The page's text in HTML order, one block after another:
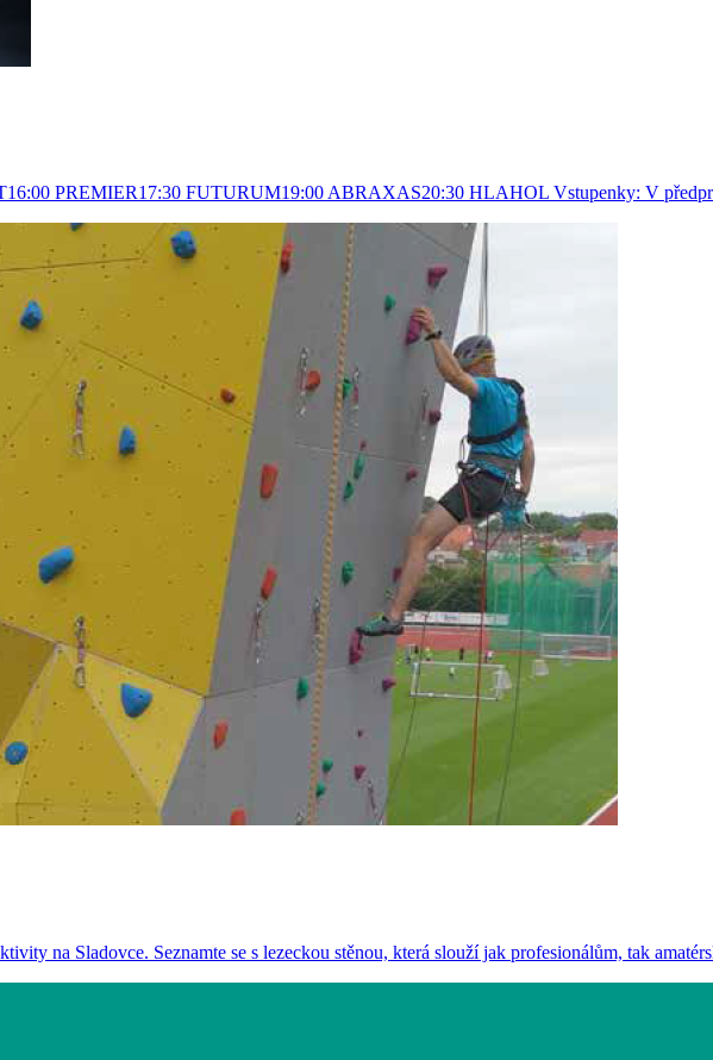
PREMIER17:30 FUTURUM19:00 ABRAXAS20:30 HLAHOL Vstupenky: V
na Sladovce. Seznamte se s lezeckou stěnou, která slouží jak profesionálům, tak